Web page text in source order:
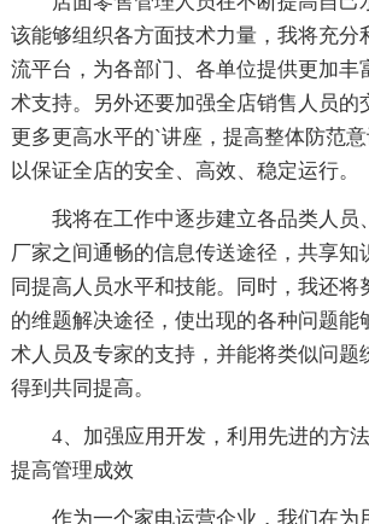
该能够组织各方面技术力量，我将充分
流平台，为各部门、各单位提供更加丰
术支持。另外还要加强全店销售人员的
更多更高水平的`讲座，提高整体防范意
以保证全店的安全、高效、稳定运行。
我将在工作中逐步建立各品类人员
厂家之间通畅的信息传送途径，共享知
同提高人员水平和技能。同时，我还将
的维题解决途径，使出现的各种问题能
术人员及专家的支持，并能将类似问题
得到共同提高。
4、加强应用开发，利用先进的方法
提高管理成效
作为一个家电运营企业，我们在为